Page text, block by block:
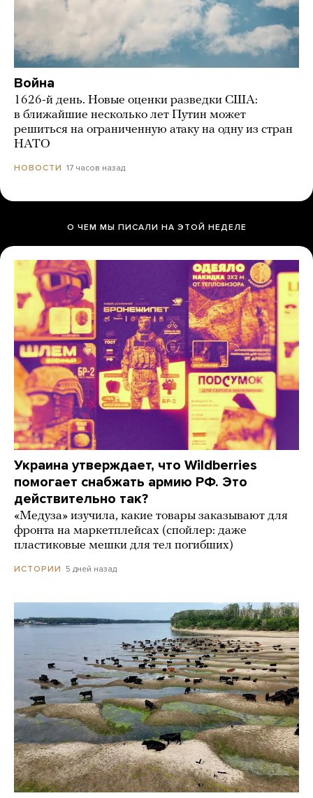
Война
1626-й день. Новые оценки разведки США:
в ближайшие несколько лет Путин может
решиться на ограниченную атаку на одну из стран
НАТО
НОВОСТИ 17 часов назад
О ЧЕМ МЫ ПИСАЛИ НА ЭТОЙ НЕДЕЛЕ
Украина утверждает, что Wildberries
помогает снабжать армию РФ. Это
действительно так?
«Медуза» изучила, какие товары заказывают для
фронта на маркетплейсах (спойлер: даже
пластиковые мешки для тел погибших)
ИСТОРИИ 5 дней назад